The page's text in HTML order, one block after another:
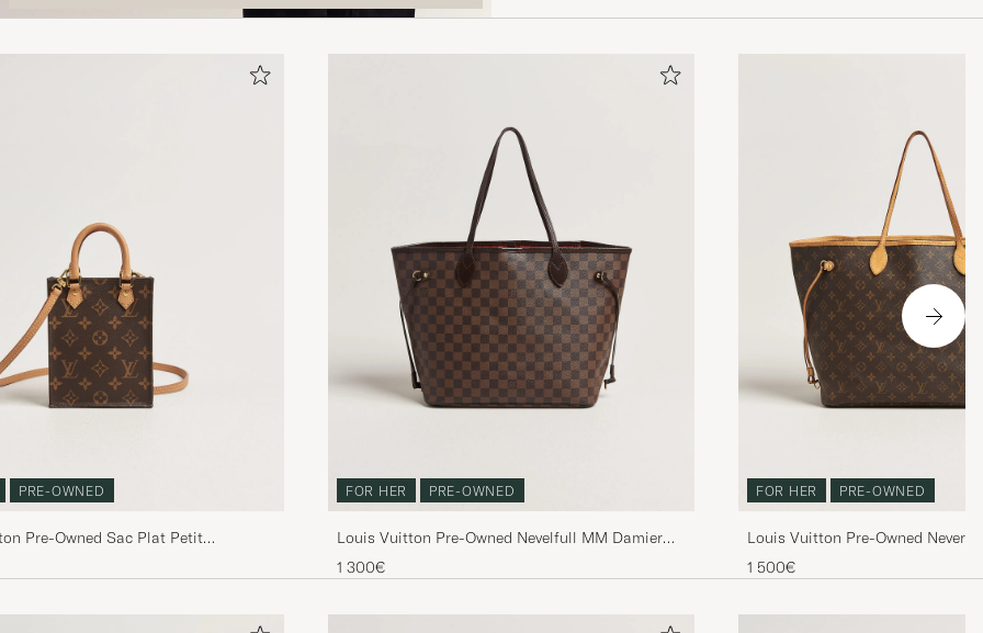
PRE-OWNED
Pre-Owned Sac Plat Petit
Monogram
FOR HER PRE-OWNED
Louis Vuitton Pre-Owned Nevelfull MM Damier
Ebene
1 300€
FOR HER PRE-OWNED
Louis Vuitton Pre-Owned
1 500€